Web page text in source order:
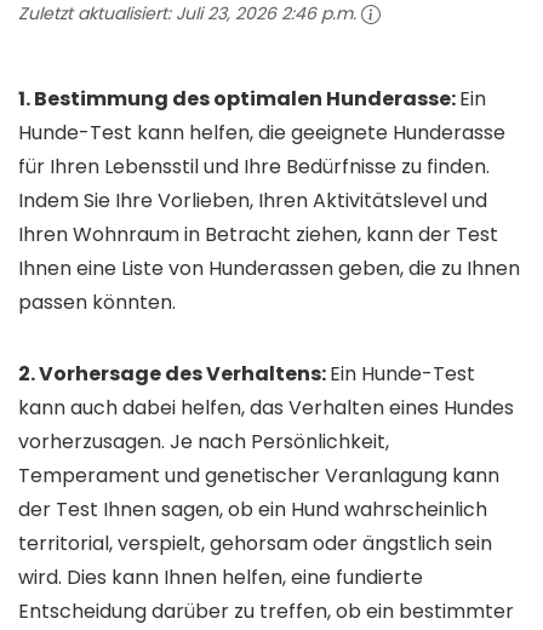
Zuletzt aktualisiert: Juli 23, 2026 2:46 p.m.
1. Bestimmung des optimalen Hunderasse:Ein
Hunde-Test kann helfen, die geeignete Hunderasse
für Ihren Lebensstil und Ihre Bedürfnisse zu finden.
Indem Sie Ihre Vorlieben, Ihren Aktivitätslevel und
Ihren Wohnraum in Betracht ziehen, kann der Test
Ihnen eine Liste von Hunderassen geben, die zu Ihnen
passen könnten.
2. Vorhersage des Verhaltens:Ein Hunde-Test
kann auch dabei helfen, das Verhalten eines Hundes
vorherzusagen. Je nach Persönlichkeit,
Temperament und genetischer Veranlagung kann
der Test Ihnen sagen, ob ein Hund wahrscheinlich
territorial, verspielt, gehorsam oder ängstlich sein
wird. Dies kann Ihnen helfen, eine fundierte
Entscheidung darüber zu treffen, ob ein bestimmter